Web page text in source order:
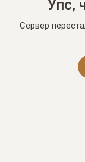
Упс,
Сервер